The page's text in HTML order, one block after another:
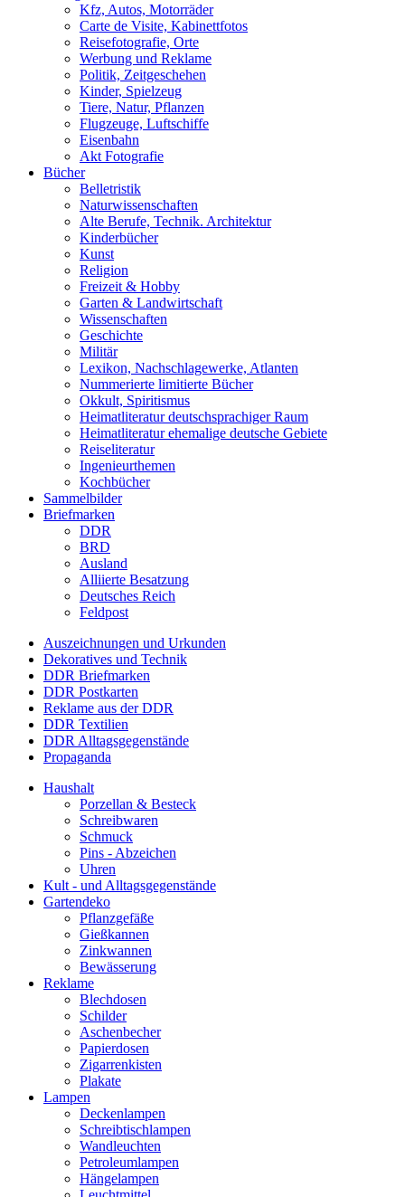
Kfz, Autos, Motorräder
Carte de Visite, Kabinettfotos
Reisefotografie, Orte
Werbung und Reklame
Politik, Zeitgeschehen
Kinder, Spielzeug
Tiere, Natur, Pflanzen
Flugzeuge, Luftschiffe
Eisenbahn
Akt Fotografie
Bücher
Belletristik
Naturwissenschaften
Alte Berufe, Technik. Architektur
Kinderbücher
Kunst
Religion
Freizeit & Hobby
Garten & Landwirtschaft
Wissenschaften
Geschichte
Militär
Lexikon, Nachschlagewerke, Atlanten
Nummerierte limitierte Bücher
Okkult, Spiritismus
Heimatliteratur deutschsprachiger Raum
Heimatliteratur ehemalige deutsche Gebiete
Reiseliteratur
Ingenieurthemen
Kochbücher
Sammelbilder
Briefmarken
DDR
BRD
Ausland
Alliierte Besatzung
Deutsches Reich
Feldpost
Auszeichnungen und Urkunden
Dekoratives und Technik
DDR Briefmarken
DDR Postkarten
Reklame aus der DDR
DDR Textilien
DDR Alltagsgegenstände
Propaganda
Haushalt
Porzellan & Besteck
Schreibwaren
Schmuck
Pins - Abzeichen
Uhren
Kult - und Alltagsgegenstände
Gartendeko
Pflanzgefäße
Gießkannen
Zinkwannen
Bewässerung
Reklame
Blechdosen
Schilder
Aschenbecher
Papierdosen
Zigarrenkisten
Plakate
Lampen
Deckenlampen
Schreibtischlampen
Wandleuchten
Petroleumlampen
Hängelampen